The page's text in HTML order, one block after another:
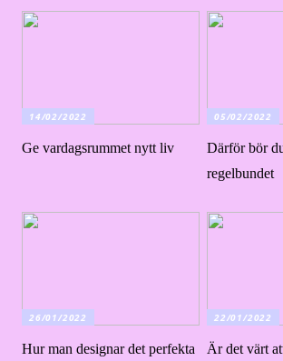
14/02/2022
Ge vardagsrummet nytt liv
05/02/2022
Därför bör
regelbundet
26/01/2022
Hur man designar det perfekta
22/01/2022
Är det värt